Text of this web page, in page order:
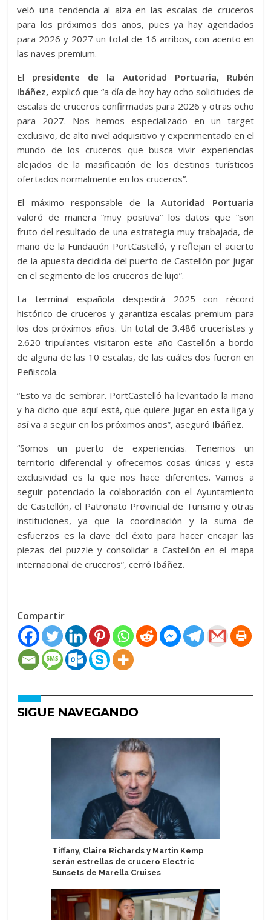
veló una tendencia al alza en las escalas de cruceros
para los próximos dos años, pues ya hay agendados
para 2026 y 2027 un total de 16 arribos, con acento en
las naves premium.
El presidente de la Autoridad Portuaria, Rubén
Ibáñez, explicó que “a día de hoy hay ocho solicitudes de
escalas de cruceros confirmadas para 2026 y otras ocho
para 2027. Nos hemos especializado en un target
exclusivo, de alto nivel adquisitivo y experimentado en el
mundo de los cruceros que busca vivir experiencias
alejados de la masificación de los destinos turísticos
ofertados normalmente en los cruceros”.
El máximo responsable de la Autoridad Portuaria
valoró de manera “muy positiva” los datos que “son
fruto del resultado de una estrategia muy trabajada, de
mano de la Fundación PortCastelló, y reflejan el acierto
de la apuesta decidida del puerto de Castellón por jugar
en el segmento de los cruceros de lujo”.
La terminal española despedirá 2025 con récord
histórico de cruceros y garantiza escalas premium para
los dos próximos años. Un total de 3.486 cruceristas y
2.620 tripulantes visitaron este año Castellón a bordo
de alguna de las 10 escalas, de las cuáles dos fueron en
Peñiscola.
“Esto va de sembrar. PortCastelló ha levantado la mano
y ha dicho que aquí está, que quiere jugar en esta liga y
así va a seguir en los próximos años”, aseguró Ibáñez.
“Somos un puerto de experiencias. Tenemos un
territorio diferencial y ofrecemos cosas únicas y esta
exclusividad es la que nos hace diferentes. Vamos a
seguir potenciado la colaboración con el Ayuntamiento
de Castellón, el Patronato Provincial de Turismo y otras
instituciones, ya que la coordinación y la suma de
esfuerzos es la clave del éxito para hacer encajar las
piezas del puzzle y consolidar a Castellón en el mapa
internacional de cruceros”, cerró Ibáñez.
Compartir
SIGUE NAVEGANDO
Tiffany, Claire Richards y Martin Kemp
serán estrellas de crucero Electric
Sunsets de Marella Cruises